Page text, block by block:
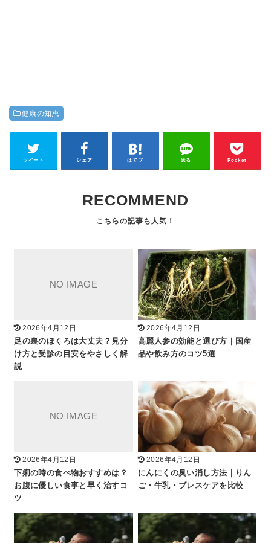
健康の知恵
ツイート シェア はてブ 送る Pocket
RECOMMEND
2026年4月12日
足の裏のほくろは大丈夫？見分
け方と受診の目安をやさしく解
説
2026年4月12日
高麗人参の効能と選び方｜国産
品や飲み方のコツ5選
2026年4月12日
下痢の時の食べ物おすすめは？
お腹に優しい食事と早く治すコ
ツ
2026年4月12日
にんにくの臭い消し方法｜りん
ご・牛乳・ブレスケアを比較